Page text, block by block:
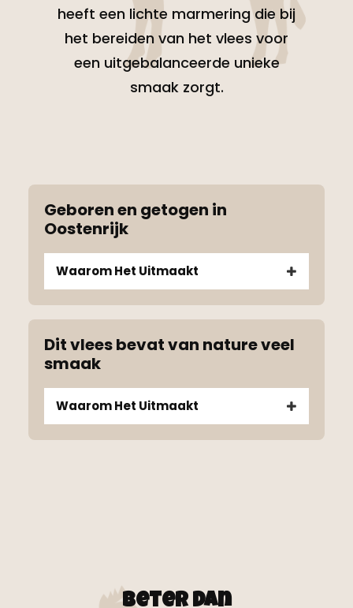
Geboren en getogen in
Oostenrijk
Waarom Het Uitmaakt
Dit vlees bevat van nature veel
smaak
Waarom Het Uitmaakt
heeft een lichte marmering die bij
het bereiden van het vlees voor
een uitgebalanceerde unieke
smaak zorgt.
Beter dan